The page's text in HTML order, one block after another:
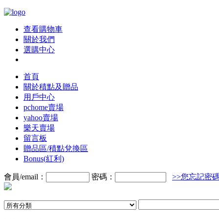
查看購物車
關於我們
選購中心
首頁
關於積點及贈品
用戶中心
pchome賣場
yahoo賣場
樂天賣場
留言板
贈品區/積點兌換區
Bonus(紅利)
會員/email： 密碼： >>您忘記密